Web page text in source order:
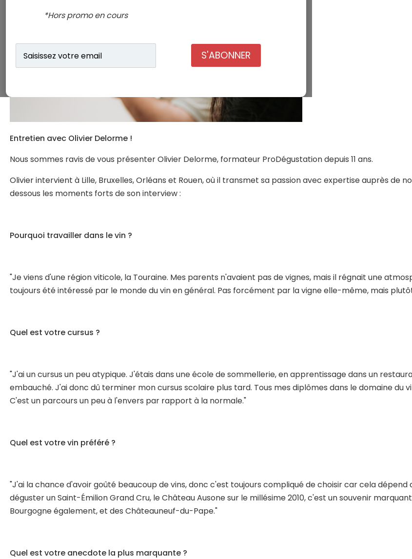
Entretien avec Olivier Delorme !
Nous sommes ravis de vous présenter Olivier Delorme, formateur ProDégustation depuis 11 ans.
Olivier intervient à Lille, Bruxelles, Orléans et Rouen, où il transmet sa passion avec expertise auprès de
dessous les moments forts de son interview :
Pourquoi travailler dans le vin ?
"Je viens d'une région viticole, la Touraine. Mes parents n'avaient pas de vignes, mais il régnait une
toujours été intéressé par le monde du vin en général. Pas forcément par la vigne elle-même, mais
Quel est votre cursus ?
"J'ai un cursus un peu atypique. J'étais dans une école de sommellerie, en apprentissage dans un
embauché. J'ai donc dû terminer mon cursus scolaire plus tard. Tous mes diplômes dans le domaine du
C'est un parcours un peu à l'envers par rapport à la normale."
Quel est votre vin préféré ?
"J'ai la chance d'avoir goûté beaucoup de vins, donc c'est toujours compliqué de choisir car cela dépend
déguster un Saint-Émilion Grand Cru, le Château Ausone sur le millésime 2010, c'est un souvenir
Bourgogne également, et des Châteauneuf-du-Pape."
Quel est votre anecdote la plus marquante ?
*Hors promo en cours
votre
email
S'ABONNER